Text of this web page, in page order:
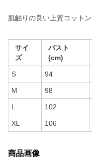
肌触りの良い上質コット
サイ
ズ
バスト
(cm)
S 94
M 98
L 102
XL 106
商品画像